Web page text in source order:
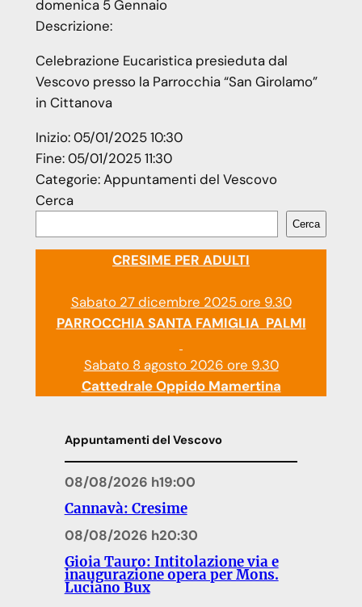
domenica 5Gennaio
Descrizione:
Celebrazione Eucaristica presieduta dal
Vescovo presso la Parrocchia “San Girolamo”
in Cittanova
Inizio:05/01/2025 10:30
Fine:05/01/2025 11:30
Categorie:Appuntamenti del Vescovo
Cerca
Cerca
CRESIME PER ADULTI
Sabato 27 dicembre 2025 ore 9.30
PARROCCHIA SANTA FAMIGLIA PALMI
Sabato 8 agosto 2026 ore 9.30
Cattedrale Oppido Mamertina
Appuntamenti del Vescovo
08/08/2026 h19:00
Cannavà: Cresime
08/08/2026 h20:30
Gioia Tauro: Intitolazione via e
inaugurazione opera per Mons.
Luciano Bux